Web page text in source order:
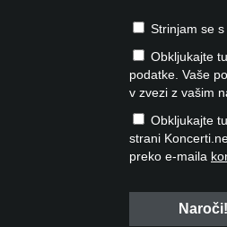
Strinjam se s
Obkljukajte
podatke. Vaše
v zvezi z vašim
Obkljukajte
strani
preko e-maila